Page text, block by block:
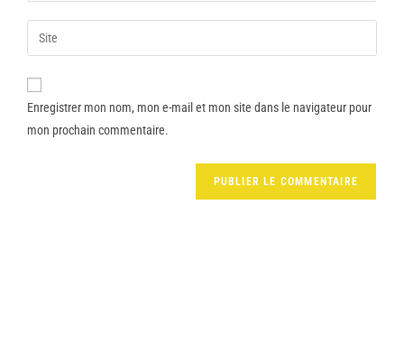
Enregistrer mon nom, mon e-mail et mon site dans le navigateur pour
mon prochain commentaire.